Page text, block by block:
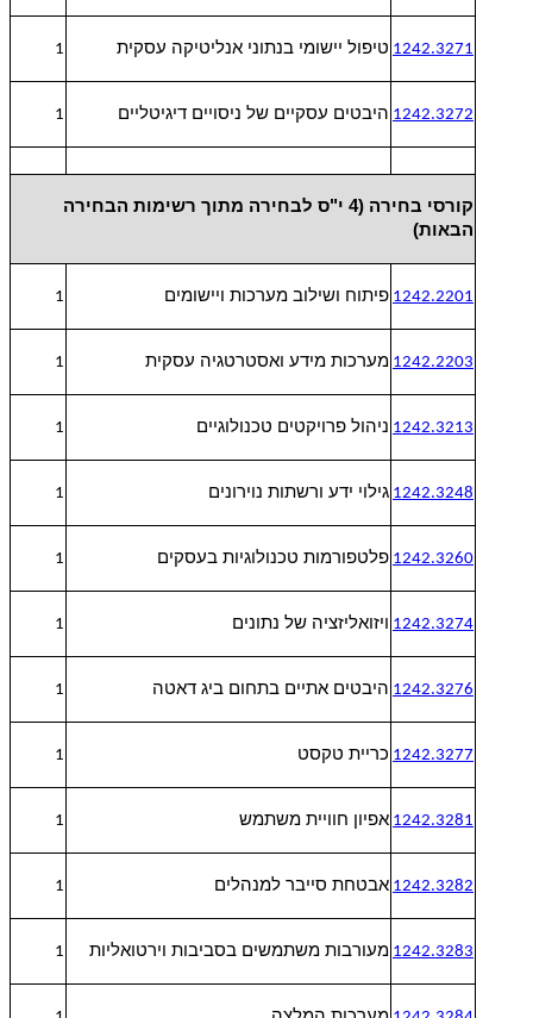
1242.3271 טיפול יישומי בנתוני אנליטיקה עסקית 1
1242.3272 היבטים עסקיים של ניסויים דיגיטליים 1
קורסי בחירה (4 י"ס לבחירה מתוך רשימות הבחירה
הבאות)
1242.2201 פיתוח ושילוב מערכות ויישומים 1
1242.2203 מערכות מידע ואסטרטגיה עסקית 1
1242.3213 ניהול פרויקטים טכנולוגיים 1
1242.3248 גילוי ידע ורשתות נוירונים 1
1242.3260 פלטפורמות טכנולוגיות בעסקים 1
1242.3274 ויזואליזציה של נתונים 1
1242.3276 היבטים אתיים בתחום ביג דאטה 1
1242.3277 כריית טקסט 1
1242.3281 אפיון חוויית משתמש 1
1242.3282 אבטחת סייבר למנהלים 1
1242.3283 מעורבות משתמשים בסביבות וירטואליות 1